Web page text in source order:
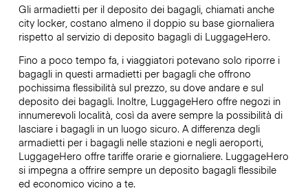
Gli armadietti per il deposito dei bagagli, chiamati anche
city locker, costano almeno il doppio su base giornaliera
rispetto al servizio di deposito bagagli di LuggageHero.
Fino a poco tempo fa, i viaggiatori potevano solo riporre i
bagagli in questi armadietti per bagagli che offrono
pochissima flessibilità sul prezzo, su dove andare e sul
deposito dei bagagli. Inoltre, LuggageHero offre negozi in
innumerevoli località, così da avere sempre la possibilità di
lasciare i bagagli in un luogo sicuro. A differenza degli
armadietti per i bagagli nelle stazioni e negli aeroporti,
LuggageHero offre tariffe orarie e giornaliere. LuggageHero
si impegna a offrire sempre un deposito bagagli flessibile
ed economico vicino a te.